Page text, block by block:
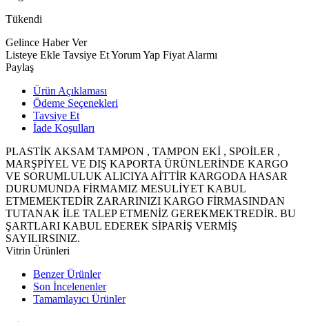
Tükendi
Gelince Haber Ver
Listeye Ekle Tavsiye EtYorum Yap Fiyat Alarmı
Paylaş
Ürün Açıklaması
Ödeme Seçenekleri
Tavsiye Et
İade Koşulları
PLASTİK AKSAM TAMPON , TAMPON EKİ , SPOİLER ,
MARŞPİYEL VE DIŞ KAPORTA ÜRÜNLERİNDE KARGO
VE SORUMLULUK ALICIYA AİTTİR KARGODA HASAR
DURUMUNDA FİRMAMIZ MESULİYET KABUL
ETMEMEKTEDİR ZARARINIZI KARGO FİRMASINDAN
TUTANAK İLE TALEP ETMENİZ GEREKMEKTREDİR. BU
ŞARTLARI KABUL EDEREK SİPARİŞ VERMİŞ
SAYILIRSINIZ.
Vitrin Ürünleri
Benzer Ürünler
Son İncelenenler
Tamamlayıcı Ürünler